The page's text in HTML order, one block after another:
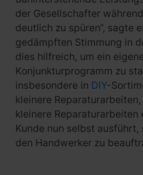
der Gesellschafter
deutlich zu spüren“, sagte
gedämpften Stimmung in
dies hilfreich, um ein
Konjunkturprogramm zu
insbesondere in DIY-
kleinere
kleinere Reparaturarbeiten
Kunde nun selbst
den Handwerker zu